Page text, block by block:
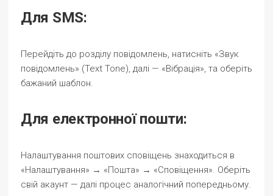
Для SMS:
Перейдіть до розділу повідомлень, натисніть «Звук
повідомлень» (Text Tone), далі — «Вібрація», та оберіть
бажаний шаблон.
Для електронної пошти:
Налаштування поштових сповіщень знаходиться в
«Налаштування» → «Пошта» → «Сповіщення». Оберіть
свій акаунт — далі процес аналогічний попередньому.